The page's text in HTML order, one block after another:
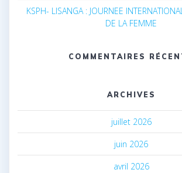
KSPH- LISANGA : JOURNEE
DE LA FEMME
COMMENTAIRES
ARCHIVES
juillet 2026
juin 2026
avril 2026